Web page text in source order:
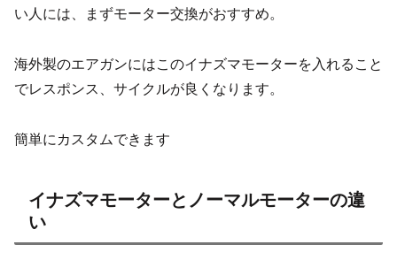
い人には、まずモーター交換がおすすめ。
海外製のエアガンにはこのイナズマモーターを入れること
でレスポンス、サイクルが良くなります。
簡単にカスタムできます
イナズマモーターとノーマルモーターの違
い